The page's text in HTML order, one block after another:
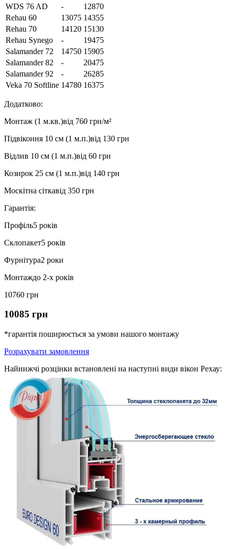
WDS 76 AD
-
12870
Rehau 60
13075 14355
Rehau 70
14120 15130
Rehau Synego
-
19475
Salamander 72
14750 15905
Salamander 82
-
20475
Salamander 92
-
26285
Veka 70 Softline 14780 16375
Додатково:
Монтаж (1 м.кв.)від 760 грн/м²
Підвіконня 10 см (1 м.п.)від 130 грн
Відлив 10 см (1 м.п.)від 60 грн
Козирок 25 см (1 м.п.)від 140 грн
Москітна сіткавід 350 грн
Гарантія:
Профіль5 років
Склопакет5 років
Фурнітура2 роки
Монтаждо 2-х років
10760 грн
10085 грн
*гарантія поширюється за умови нашого монтажу
Розрахувати замовлення
Найнижчі розцінки встановлені на наступні види вікон Рехау: